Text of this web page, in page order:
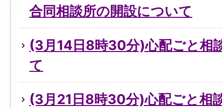
合同相談所の開設について
(3月14日8時30分)心配ごと相
て
(3月21日8時30分)心配ごと相